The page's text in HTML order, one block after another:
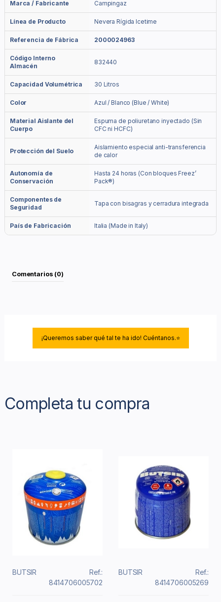
Marca / Fabricante Campingaz
Línea de Producto Nevera Rígida Icetime
Referencia de Fábrica 2000024963
Código Interno
Almacén
832440
Capacidad Volumétrica 30 Litros
Color Azul / Blanco (Blue / White)
Material Aislante del
Cuerpo
Espuma de poliuretano inyectado (Sin
CFC ni HCFC)
Protección del Suelo
Aislamiento especial anti-transferencia
de calor
Autonomía de
Conservación
Hasta 24 horas (Con bloques Freez’
Pack®)
Componentes de
Seguridad
Tapa con bisagras y cerradura integrada
País de Fabricación Italia (Made in Italy)
Comentarios (0)
¡Queremos saber qué tal te ha ido! Cuéntanos.⭐
Completa tu compra
BUTSIR
Ref.:
8414706005702
BUTSIR
Ref.:
8414706005269